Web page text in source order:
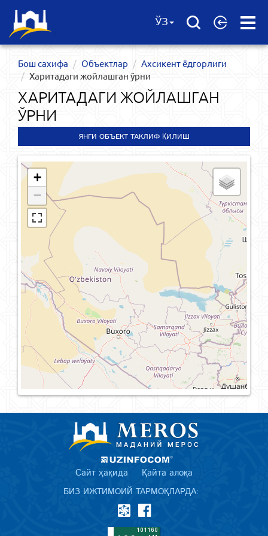
Open
ЎЗ
Бош сахифа Объектлар
Ахсикент ёдгорлиги
Харитадаги жойлашган ўрни
ХАРИТАДАГИ ЖОЙЛАШГАН
ЎРНИ
ЯНГИ ОБЪЕКТ ТАКЛИФ ҚИЛИШ
+
−
Сайт ҳақида Қайта алоқа
БИЗ ИЖТИМОИЙ ТАРМОҚЛАРДА: